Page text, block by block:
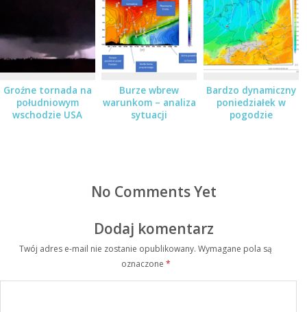
Groźne tornada na
południowym
wschodzie USA
Burze wbrew
warunkom – analiza
sytuacji
Bardzo dynamiczny
poniedziałek w
pogodzie
No Comments Yet
Dodaj komentarz
Twój adres e-mail nie zostanie opublikowany. Wymagane pola są
oznaczone *